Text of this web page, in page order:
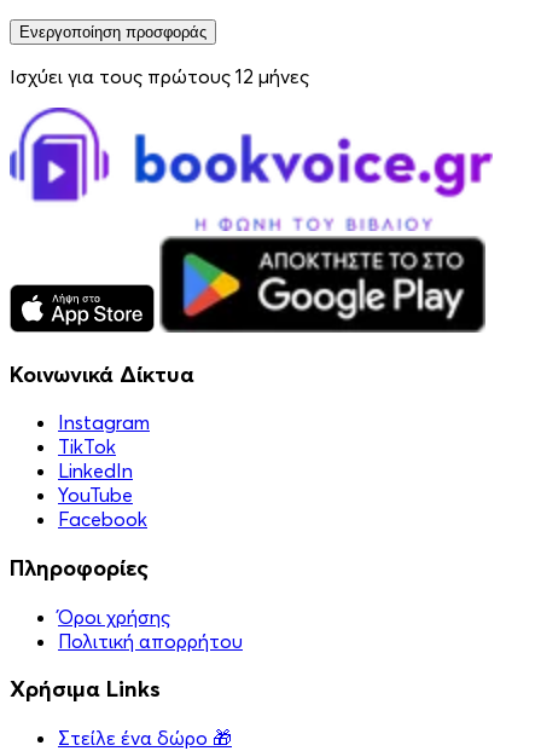
Ενεργοποίηση προσφοράς
Ισχύει για τους πρώτους 12 μήνες
Κοινωνικά Δίκτυα
Instagram
TikTok
LinkedIn
YouTube
Facebook
Πληροφορίες
Όροι χρήσης
Πολιτική απορρήτου
Χρήσιμα Links
Στείλε ένα δώρο 🎁